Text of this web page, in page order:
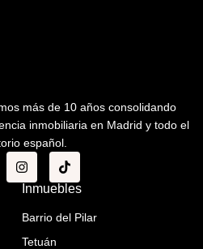
más de 10 años consolidando
inmobiliaria en Madrid y todo el
español.
Inmuebles
Barrio del Pilar
Tetuán